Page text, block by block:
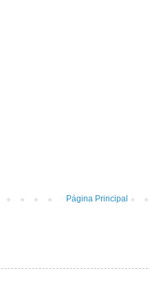
Página Principal